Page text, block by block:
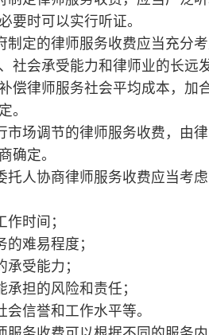
和工作水平等。
费可以根据不同的服务内
的额比例收费和计时收费等方
涉及财产关系的法律事务；
于涉及财产关系的法律事
法律事务。
产关系的民事案件时，委托
，但下列情形除外：
；
险待遇或者最低生活保障待
、抚养费、扶养费、抚恤
；
酬的等。
讼案件、行政诉讼案件、国
案件实行风险代理收费。